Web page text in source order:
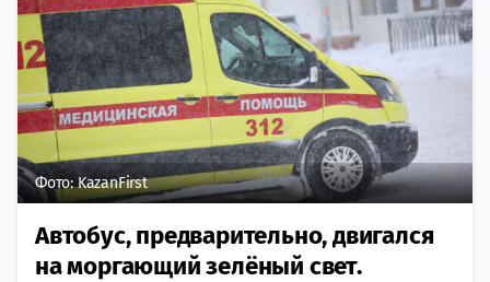
Фото: KazanFirst
Автобус, предварительно, двигался
на моргающий зелёный свет.